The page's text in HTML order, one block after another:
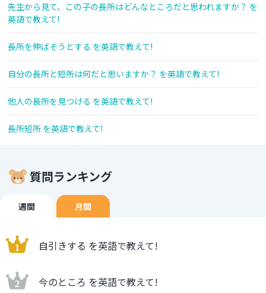
先生から見て、この子の長所はどんなところだと思われますか？ を
英語で教えて!
長所を伸ばそうとする を英語で教えて!
自分の長所と短所は何だと思いますか？ を英語で教えて!
他人の長所を見つける を英語で教えて!
長所短所 を英語で教えて!
質問ランキング
週間 月間
自引きする を英語で教えて!
今のところ を英語で教えて!